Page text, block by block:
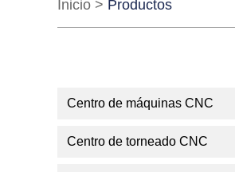
Inicio > Productos
Centro de máquinas CNC
Centro de torneado CNC